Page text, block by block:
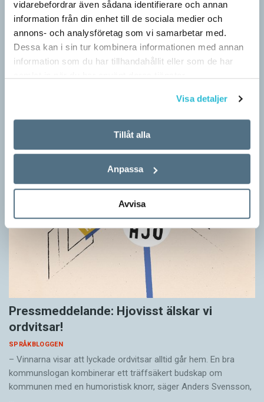
vidarebefordrar även sådana identifierare och annan
information från din enhet till de sociala medier och
annons- och analysföretag som vi samarbetar med.
Dessa kan i sin tur kombinera informationen med annan
information som du har tillhandahållit eller som de har
Visa detaljer
Tillåt alla
Anpassa
Avvisa
stor del i att detta namnbyte sker är artonåriga Leo Lust…
Pressmeddelande: Hjovisst älskar vi
ordvitsar!
SPRÅKBLOGGEN
– Vinnarna visar att lyckade ordvitsar alltid går hem. En bra
kommunslogan kombinerar ett träffsäkert budskap om
kommunen med en humoristisk knorr, säger Anders Svensson,